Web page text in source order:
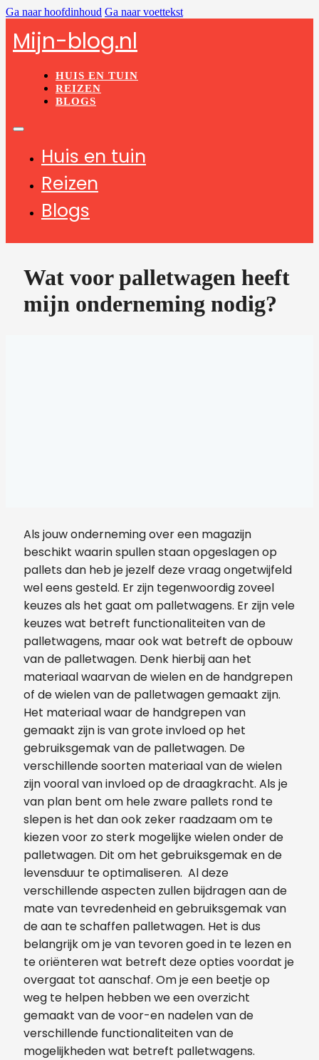
Ga naar hoofdinhoud Ga naar voettekst
Mijn-blog.nl
HUIS EN TUIN
REIZEN
BLOGS
Huis en tuin
Reizen
Blogs
Wat voor palletwagen heeft
mijn onderneming nodig?
Als jouw onderneming over een magazijn
beschikt waarin spullen staan opgeslagen op
pallets dan heb je jezelf deze vraag ongetwijfeld
wel eens gesteld. Er zijn tegenwoordig zoveel
keuzes als het gaat om palletwagens. Er zijn vele
keuzes wat betreft functionaliteiten van de
palletwagens, maar ook wat betreft de opbouw
van de palletwagen. Denk hierbij aan het
materiaal waarvan de wielen en de handgrepen
of de wielen van de palletwagen gemaakt zijn.
Het materiaal waar de handgrepen van
gemaakt zijn is van grote invloed op het
gebruiksgemak van de palletwagen. De
verschillende soorten materiaal van de wielen
zijn vooral van invloed op de draagkracht. Als je
van plan bent om hele zware pallets rond te
slepen is het dan ook zeker raadzaam om te
kiezen voor zo sterk mogelijke wielen onder de
palletwagen. Dit om het gebruiksgemak en de
levensduur te optimaliseren. Al deze
verschillende aspecten zullen bijdragen aan de
mate van tevredenheid en gebruiksgemak van
de aan te schaffen palletwagen. Het is dus
belangrijk om je van tevoren goed in te lezen en
te oriënteren wat betreft deze opties voordat je
overgaat tot aanschaf. Om je een beetje op
weg te helpen hebben we een overzicht
gemaakt van de voor-en nadelen van de
verschillende functionaliteiten van de
mogelijkheden wat betreft palletwagens.